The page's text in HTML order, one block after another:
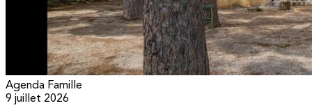
Agenda Famille
9 juillet 2026